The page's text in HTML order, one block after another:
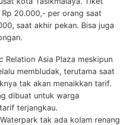
20.000,- per orang saat
saat akhir pekan. Bisa juga
Relation Asia Plaza meskipun
membludak, terutama saat
tak akan menaikkan tarif.
dibuat untuk warga
terjangkau.
tak ada kolam renang